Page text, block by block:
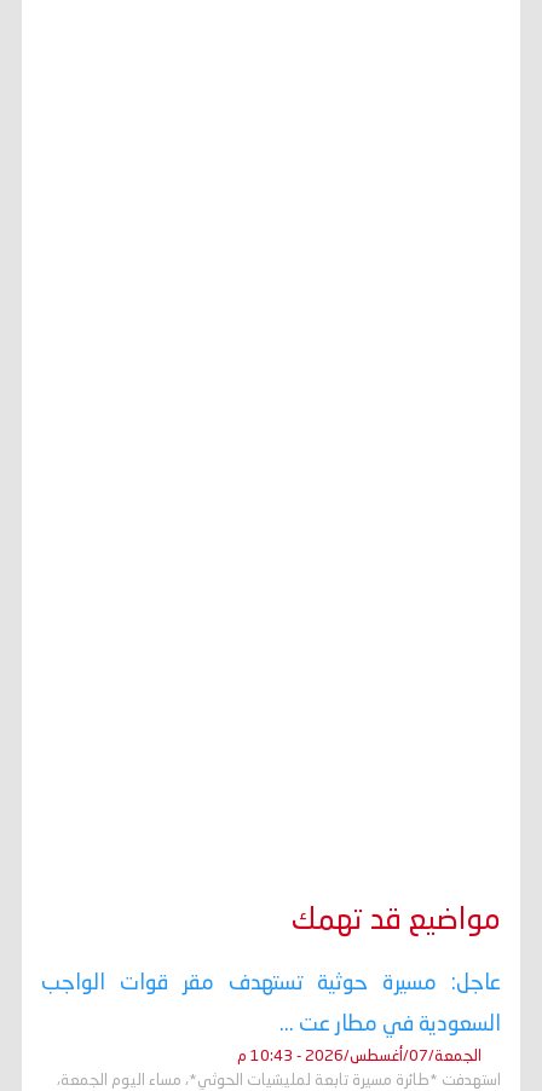
مواضيع قد تهمك
عاجل: مسيرة حوثية تستهدف مقر قوات الواجب
السعودية في مطار عت ...
الجمعة/07/أغسطس/2026 - 10:43 م
استهدفت *طائرة مسيرة تابعة لمليشيات الحوثي*، مساء اليوم الجمعة،